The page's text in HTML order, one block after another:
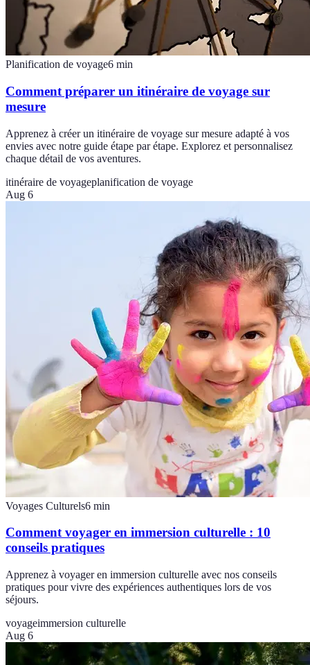
Planification de voyage6 min
Comment préparer un itinéraire de voyage sur
mesure
Apprenez à créer un itinéraire de voyage sur mesure adapté à vos
envies avec notre guide étape par étape. Explorez et personnalisez
chaque détail de vos aventures.
itinéraire de voyageplanification de voyage
Aug 6
Voyages Culturels6 min
Comment voyager en immersion culturelle : 10
conseils pratiques
Apprenez à voyager en immersion culturelle avec nos conseils
pratiques pour vivre des expériences authentiques lors de vos
séjours.
voyageimmersion culturelle
Aug 6